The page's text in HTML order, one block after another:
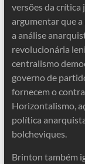
versões da
argumentar que
a análise
revolucionária
centralismo
governo de
fornecem o
Horizontalismo,
política
bolcheviques.
Brinton também